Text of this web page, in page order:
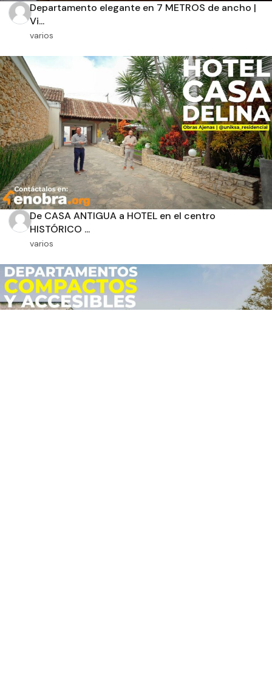
Departamento elegante en 7 METROS de ancho |
Vi...
varios
De CASA ANTIGUA a HOTEL en el centro
HISTÓRICO ...
varios